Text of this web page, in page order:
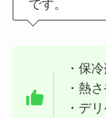
です。
・保
・熱
・デ